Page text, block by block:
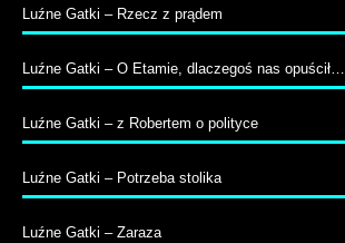
Luźne Gatki – Rzecz z prądem
Luźne Gatki – O Etamie, dlaczegoś nas opuścił…
Luźne Gatki – z Robertem o polityce
Luźne Gatki – Potrzeba stolika
Luźne Gatki – Zaraza